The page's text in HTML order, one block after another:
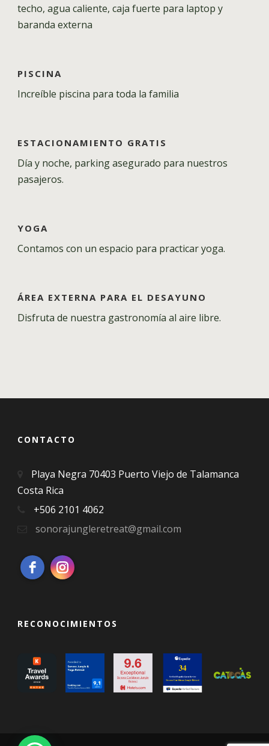
techo, agua caliente, caja fuerte para laptop y
baranda externa
PISCINA
Increíble piscina para toda la familia
ESTACIONAMIENTO GRATIS
Día y noche, parking asegurado para nuestros
pasajeros.
YOGA
Contamos con un espacio para practicar yoga.
ÁREA EXTERNA PARA EL DESAYUNO
Disfruta de nuestra gastronomía al aire libre.
CONTACTO
Playa Negra 70403 Puerto Viejo de Talamanca
Costa Rica
+506 2101 4062
sonorajungleretreat@gmail.com
RECONOCIMIENTOS